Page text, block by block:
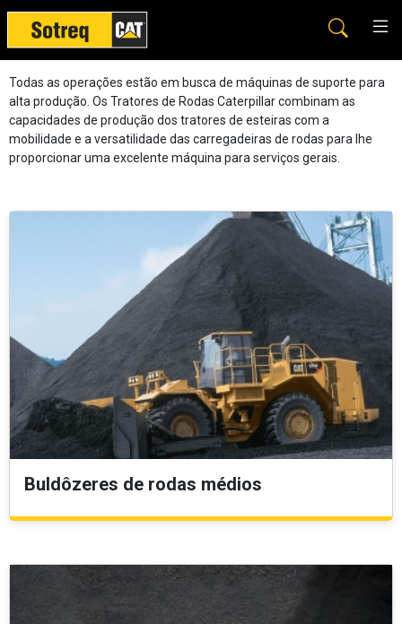
Tratores de Rodas
Todas as operações estão em busca de máquinas de suporte para
alta produção. Os Tratores de Rodas Caterpillar combinam as
capacidades de produção dos tratores de esteiras com a
mobilidade e a versatilidade das carregadeiras de rodas para lhe
proporcionar uma excelente máquina para serviços gerais.
Buldôzeres de rodas médios